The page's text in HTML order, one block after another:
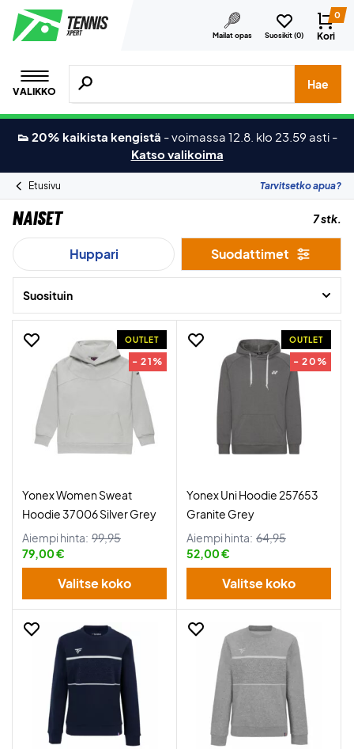
Mailat opas Suosikit (0)
0
Kori
VALIKKO
Hae tuotteita, merkkejä jne.
Hae
👟 20% kaikista kengistä -voimassa 12.8. klo 23.59 asti -
Katso valikoima
Etusivu Tarvitsetko apua?
Naiset 7 stk.
Huppari Suodattimet
Suosituin
OUTLET
- 21%
Yonex Women Sweat
Hoodie 37006 Silver Grey
Aiempi hinta: 99,95
79,00 €
Valitse koko
OUTLET
- 20%
Yonex Uni Hoodie 257653
Granite Grey
Aiempi hinta: 64,95
52,00 €
Valitse koko